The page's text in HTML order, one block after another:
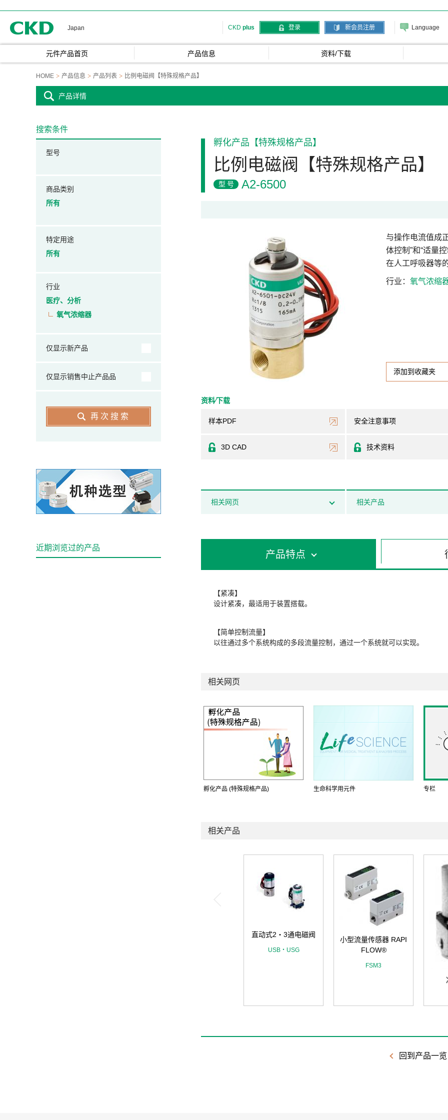
Japan CKD plus 登录 新会员注册 Language
元件产品首页 产品信息 资料/下载
HOME 产品信息 产品列表 比例电磁阀【特殊规格产品】
产品详情
孵化产品【特殊规格产品】
比例电磁阀【特殊规格产品】
型号 A2-6500
与操作电流值成
体控制”和“适量
在人工呼吸器等
行业 氧气浓缩
添加到收藏夹
资料⁄下载
样本PDF 安全注意事项
3D CAD 技术资料
相关网页 相关产品
产品特点
【紧凑】
设计紧凑，最适用于装置搭载。
【简单控制流量】
以往通过多个系统构成的多段流量控制，通过一个系统就可以实现。
相关网页
孵化产品 (特殊规格产品) 生命科学用元件 专栏
相关产品
直动式2・3通电磁阀
USB・USG
小型流量传感器 RAPI
FLOW®
FSM3
回到产品一览
搜索条件
型号
商品类别
所有
特定用途
所有
行业
医疗、分析
氧气浓缩器
仅显示新产品
仅显示销售中止产品品
再次搜索
近期浏览过的产品